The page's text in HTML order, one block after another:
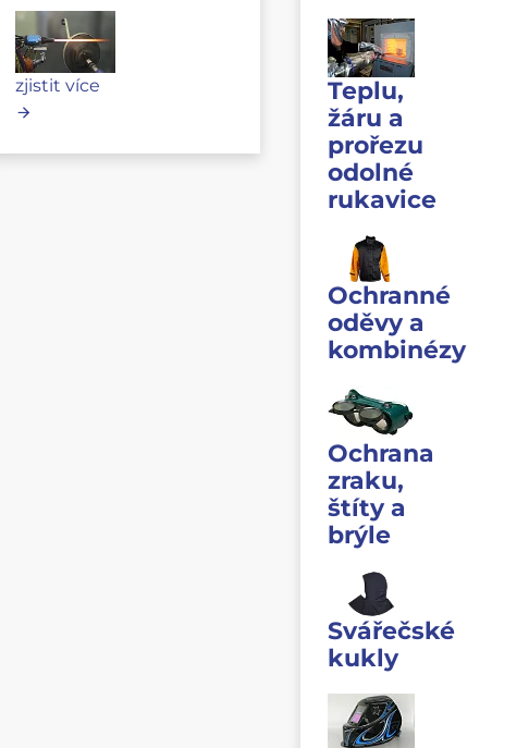
zjistit více
Teplu,
žáru a
prořezu
odolné
rukavice
Ochranné
oděvy a
kombinézy
Ochrana
zraku,
štíty a
brýle
Svářečské
kukly